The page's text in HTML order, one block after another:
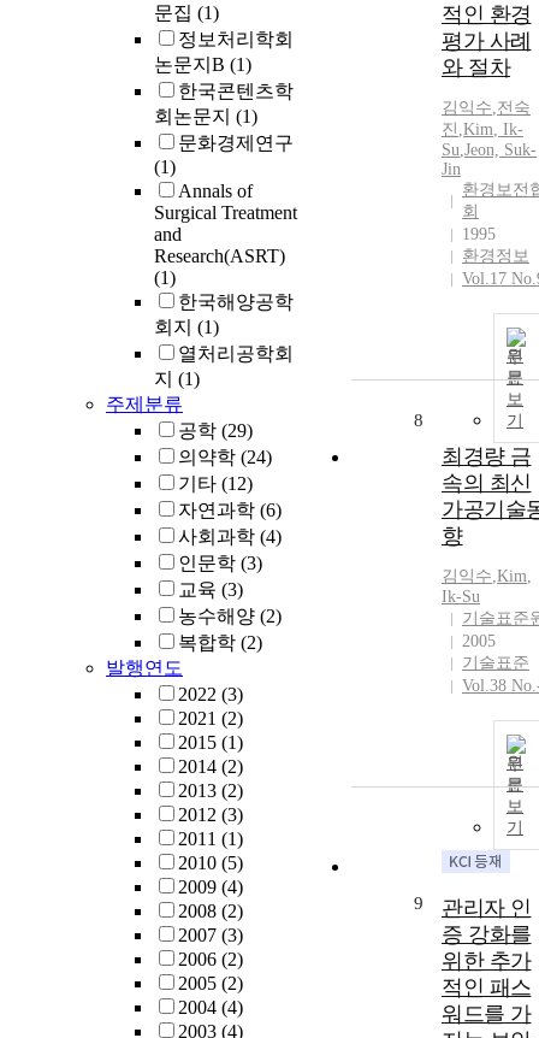
문집 (1)
정보처리학회
논문지B (1)
한국콘텐츠학
회논문지 (1)
문화경제연구
(1)
Annals of
Surgical Treatment
and
Research(ASRT)
(1)
한국해양공학
회지 (1)
열처리공학회
지 (1)
주제분류
공학 (29)
의약학 (24)
기타 (12)
자연과학 (6)
사회과학 (4)
인문학 (3)
교육 (3)
농수해양 (2)
복합학 (2)
발행연도
2022 (3)
2021 (2)
2015 (1)
2014 (2)
2013 (2)
2012 (3)
2011 (1)
2010 (5)
2009 (4)
2008 (2)
2007 (3)
2006 (2)
2005 (2)
2004 (4)
2003 (4)
적인 환경
평가 사례
와 절차
김익수,전숙
진 ,Kim, Ik-
Su,Jeon, Suk-
Jin
환경보전
회
1995
환경정보
Vol.17
원
문
보
기
8
최경량 금
속의 최신
가공기술
향
김익수,Kim,
Ik-Su
기술표준
2005
기술표준
Vol.38
원
문
보
기
9
관리자 인
증 강화를
위한 추가
적인 패스
워드를 가